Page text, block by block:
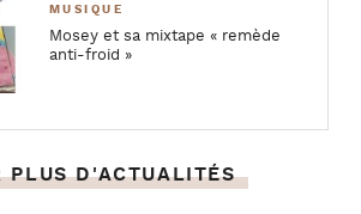
MUSIQUE
Mosey et sa mixtape « remède
anti-froid »
PLUS D'ACTUALITÉS